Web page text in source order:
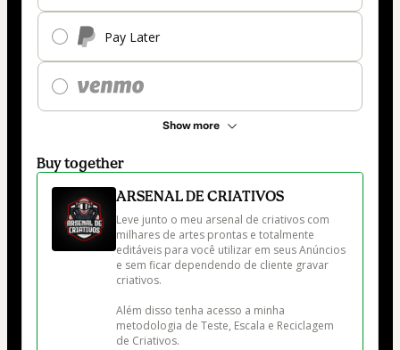
Pay Later
Show more
Buy together
ARSENAL DE CRIATIVOS
Leve junto o meu arsenal de criativos com
milhares de artes prontas e totalmente
editáveis para você utilizar em seus Anúncios
e sem ficar dependendo de cliente gravar
criativos.
Além disso tenha acesso a minha
metodologia de Teste, Escala e Reciclagem
de Criativos.